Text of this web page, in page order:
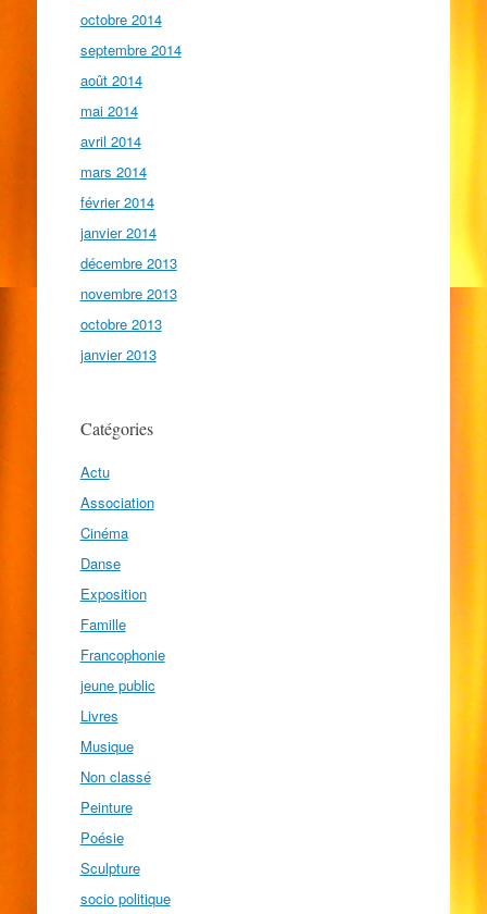
octobre 2014
septembre 2014
août 2014
mai 2014
avril 2014
mars 2014
février 2014
janvier 2014
décembre 2013
novembre 2013
octobre 2013
janvier 2013
Catégories
Actu
Association
Cinéma
Danse
Exposition
Famille
Francophonie
jeune public
Livres
Musique
Non classé
Peinture
Poésie
Sculpture
socio politique